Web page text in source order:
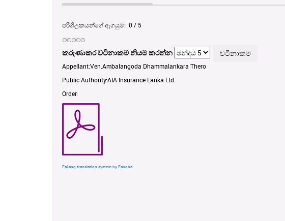
පරිශීලකයන්ගේ ඇගයුම: 0/ 5
කරුණාකර වටිනාකම නියම කරන්න
Appellant:Ven.Ambalangoda Dhammalankara Thero
Public Authority:AIA Insurance Lanka Ltd.
Order:
FaLang translation system by Faboba